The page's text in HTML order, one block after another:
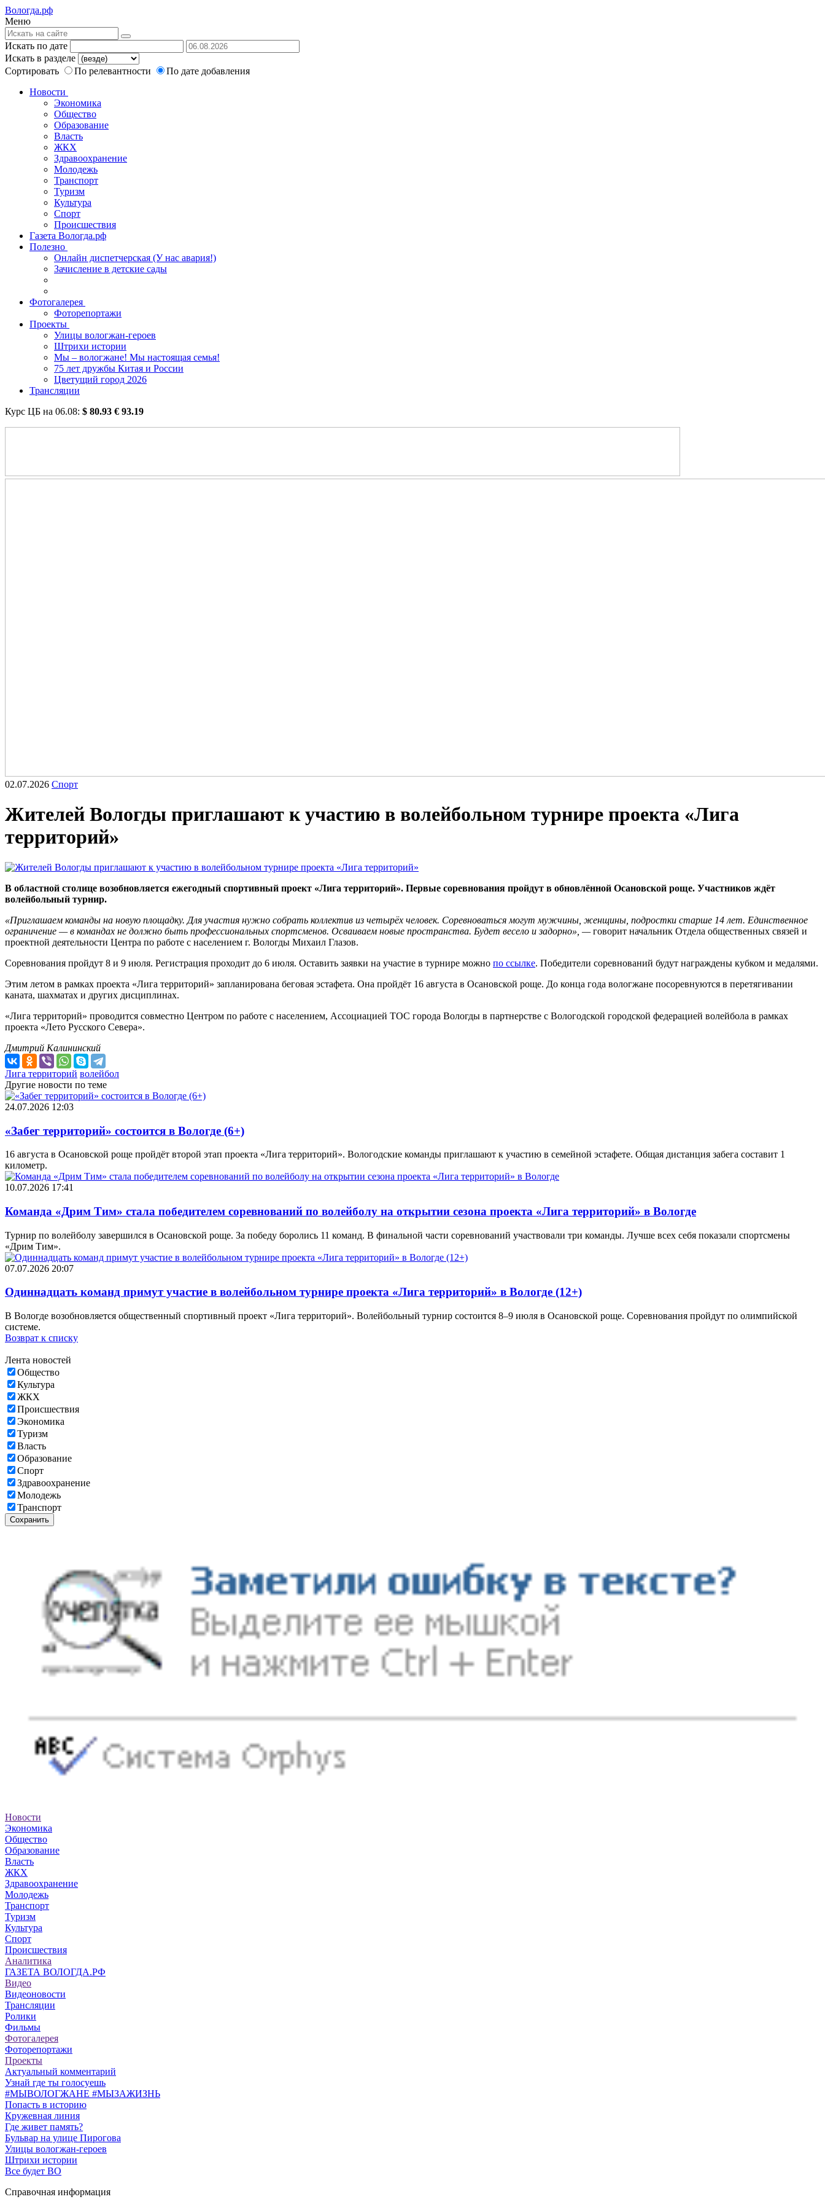
Вологда.рф
Меню
Искать по дате
Искать в разделе
Сортировать
По релевантности
По дате добавления
Новости
Экономика
Общество
Образование
Власть
ЖКХ
Здравоохранение
Молодежь
Транспорт
Туризм
Культура
Спорт
Происшествия
Газета Вологда.рф
Полезно
Онлайн диспетчерская (У нас авария!)
Зачисление в детские сады
Фотогалерея
Фоторепортажи
Проекты
Улицы вологжан-героев
Штрихи истории
Мы – вологжане! Мы настоящая семья!
75 лет дружбы Китая и России
Цветущий город 2026
Трансляции
Курс ЦБ на 06.08: $ 80.93 € 93.19
02.07.2026 Спорт
Жителей Вологды приглашают к участию в волейбольном турнире проекта «Лига
территорий»
В областной столице возобновляется ежегодный спортивный проект «Лига территорий». Первые соревнования пройдут в обновлённой Осановской роще. Участников ждёт
волейбольный турнир.
«Приглашаем команды на новую площадку. Для участия нужно собрать коллектив из четырёх человек. Соревноваться могут мужчины, женщины, подростки старше 14 лет. Единственное
ограничение — в командах не должно быть профессиональных спортсменов. Осваиваем новые пространства. Будет весело и задорно», —говорит начальник Отдела общественных связей и
проектной деятельности Центра по работе с населением г. Вологды Михаил Глазов.
Соревнования пройдут 8 и 9 июля. Регистрация проходит до 6 июля. Оставить заявки на участие в турнире можно по ссылке. Победители соревнований будут награждены кубком и медалями.
Этим летом в рамках проекта «Лига территорий» запланирована беговая эстафета. Она пройдёт 16 августа в Осановской роще. До конца года вологжане посоревнуются в перетягивании
каната, шахматах и других дисциплинах.
«Лига территорий» проводится совместно Центром по работе с населением, Ассоциацией ТОС города Вологды в партнерстве с Вологодской городской федерацией волейбола в рамках
проекта «Лето Русского Севера».
Дмитрий Калининский
Лига территорий волейбол
Другие новости по теме
24.07.2026 12:03
«Забег территорий» состоится в Вологде (6+)
16 августа в Осановской роще пройдёт второй этап проекта «Лига территорий». Вологодские команды приглашают к участию в семейной эстафете. Общая дистанция забега составит 1
километр.
10.07.2026 17:41
Команда «Дрим Тим» стала победителем соревнований по волейболу на открытии сезона проекта «Лига территорий» в Вологде
Турнир по волейболу завершился в Осановской роще. За победу боролись 11 команд. В финальной части соревнований участвовали три команды. Лучше всех себя показали спортсмены
«Дрим Тим».
07.07.2026 20:07
Одиннадцать команд примут участие в волейбольном турнире проекта «Лига территорий» в Вологде (12+)
В Вологде возобновляется общественный спортивный проект «Лига территорий». Волейбольный турнир состоится 8–9 июля в Осановской роще. Соревнования пройдут по олимпийской
системе.
Возврат к списку
Лента новостей
Общество
Культура
ЖКХ
Происшествия
Экономика
Туризм
Власть
Образование
Спорт
Здравоохранение
Молодежь
Транспорт
Сохранить
Новости
Экономика
Общество
Образование
Власть
ЖКХ
Здравоохранение
Молодежь
Транспорт
Туризм
Культура
Спорт
Происшествия
Аналитика
ГАЗЕТА ВОЛОГДА.РФ
Видео
Видеоновости
Трансляции
Ролики
Фильмы
Фотогалерея
Фоторепортажи
Проекты
Актуальный комментарий
Узнай где ты голосуешь
#МЫВОЛОГЖАНЕ #МЫЗАЖИЗНЬ
Попасть в историю
Кружевная линия
Где живет память?
Бульвар на улице Пирогова
Улицы вологжан-героев
Штрихи истории
Все будет ВО
Справочная информация